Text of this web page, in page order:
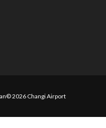
© 2026 Changi Airport